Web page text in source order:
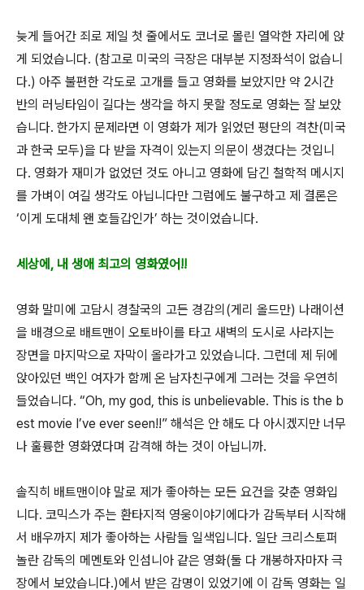
늦게 들어간 죄로 제일 첫 줄에서도 코너로 몰린 열악한 자리에 앉
게 되었습니다. (참고로 미국의 극장은 대부분 지정좌석이 없습니
다.) 아주 불편한 각도로 고개를 들고 영화를 보았지만 약 2시간
반의 러닝타임이 길다는 생각을 하지 못할 정도로 영화는 잘 보았
습니다. 한가지 문제라면 이 영화가 제가 읽었던 평단의 격찬(미국
과 한국 모두)을 다 받을 자격이 있는지 의문이 생겼다는 것입니
다. 영화가 재미가 없었던 것도 아니고 영화에 담긴 철학적 메시지
를 가벼이 여길 생각도 아닙니다만 그럼에도 불구하고 제 결론은
‘이게 도대체 왠 호들갑인가’ 하는 것이었습니다.
세상에, 내 생애 최고의 영화였어!!
영화 말미에 고담시 경찰국의 고든 경감의(게리 올드만) 나래이션
을 배경으로 배트맨이 오토바이를 타고 새벽의 도시로 사라지는
장면을 마지막으로 자막이 올라가고 있었습니다. 그런데 제 뒤에
앉아있던 백인 여자가 함께 온 남자친구에게 그러는 것을 우연히
들었습니다. “Oh, my god, this is unbelievable. This is the b
est movie I’ve ever seen!!” 해석은 안 해도 다 아시겠지만 너무
나 훌륭한 영화였다며 감격해 하는 것이 아닙니까.
솔직히 배트맨이야 말로 제가 좋아하는 모든 요건을 갖춘 영화입
니다. 코믹스가 주는 환타지적 영웅이야기에다가 감독부터 시작해
서 배우까지 제가 좋아하는 사람들 일색입니다. 일단 크리스토퍼
놀란 감독의 메멘토와 인섬니아 같은 영화(둘 다 개봉하자마자 극
장에서 보았습니다.)에서 받은 감명이 있었기에 이 감독 영화는 일